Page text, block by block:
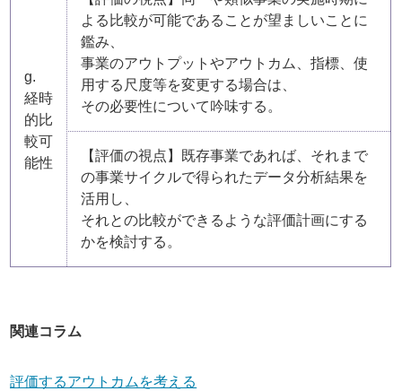
g.
経時
的比
較可
能性
よる比較が可能であることが望ましいことに
鑑み、
事業のアウトプットやアウトカム、指標、使
用する尺度等を変更する場合は、
その必要性について吟味する。
【評価の視点】既存事業であれば、それまで
の事業サイクルで得られたデータ分析結果を
活用し、
それとの比較ができるような評価計画にする
かを検討する。
関連コラム
評価するアウトカムを考える